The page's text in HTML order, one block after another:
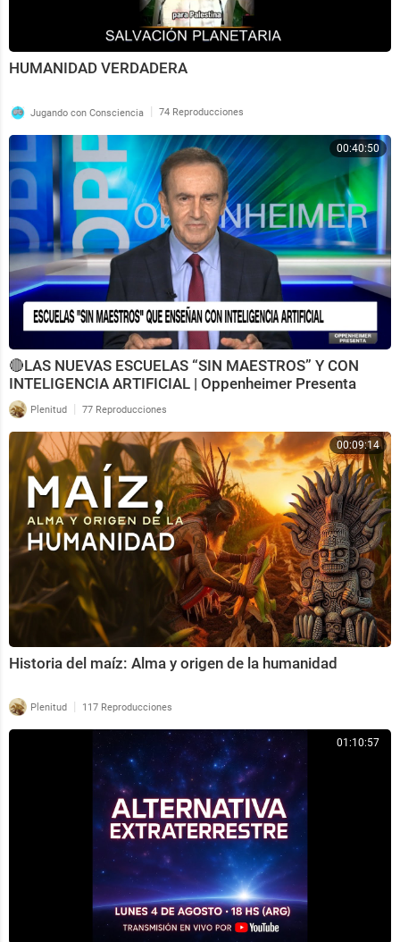
HUMANIDAD VERDADERA
Jugando con Consciencia | 74 Reproducciones
00:40:50
🔴LAS NUEVAS ESCUELAS “SIN MAESTROS” Y CON
INTELIGENCIA ARTIFICIAL | Oppenheimer Presenta
Plenitud | 77 Reproducciones
00:09:14
Historia del maíz: Alma y origen de la humanidad
Plenitud | 117 Reproducciones
01:10:57